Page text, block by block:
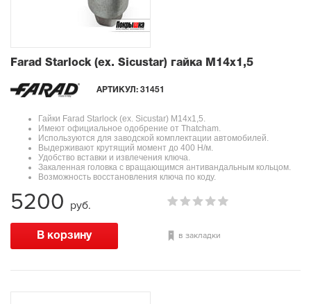
Farad Starlock (ex. Sicustar) гайка М14x1,5
АРТИКУЛ: 31451
Гайки Farad Starlock (ex. Sicustar) М14x1,5.
Имеют официальное одобрение от Thatcham.
Используются для заводской комплектации автомобилей.
Выдерживают крутящий момент до 400 Н/м.
Удобство вставки и извлечения ключа.
Закаленная головка с вращающимся антивандальным кольцом.
Возможность восстановления ключа по коду.
в закладки
5200 руб.